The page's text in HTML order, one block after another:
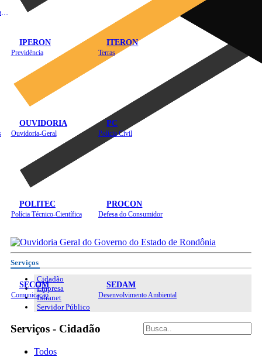
IPERON
Previdência
ITERON
Terras
OUVIDORIA
Ouvidoria-Geral
PC
Polícia Civil
POLITEC
Polícia Técnico-Científica
PROCON
Defesa do Consumidor
SECOM
Comunicação
SEDAM
Desenvolvimento Ambiental
Serviços
Cidadão
Empresa
Intranet
Servidor Público
Serviços - Cidadão
Todos